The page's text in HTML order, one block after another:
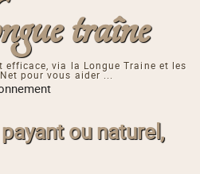
traîne
efficace, via la Longue Traine et les
pour vous aider ...
ou naturel,